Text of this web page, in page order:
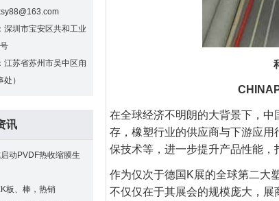
深圳市宝安区共和工业
江苏省苏州市吴中区甪
）
讯
动PVDF热收缩膜生
板、棒，热销
在全球经济不明朗的大背景下，
存，橡塑行业的供应商与下游应
保技术等，进一步提升产品性能，
作为仅次于德国K展的全球第二大
不仅仅在于其展会的规模庞大，